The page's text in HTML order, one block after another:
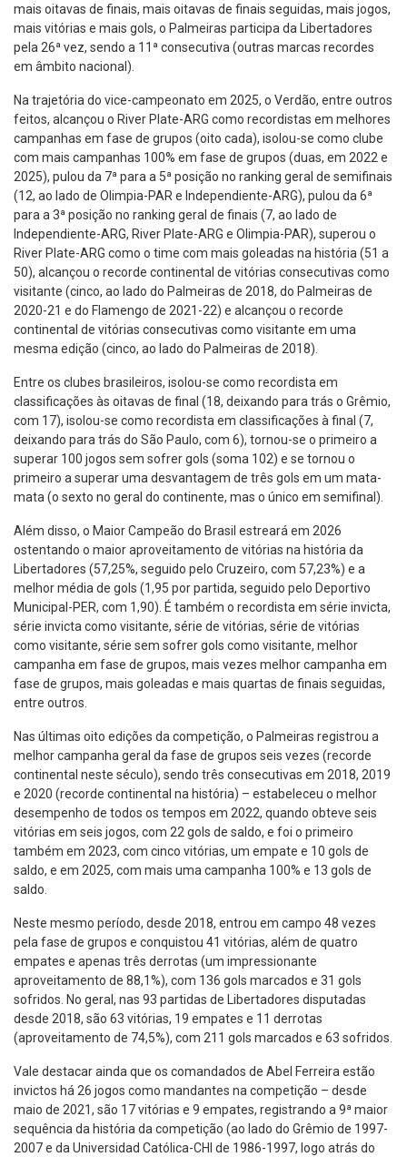
mais oitavas de finais, mais oitavas de finais seguidas, mais jogos,
mais vitórias e mais gols, o Palmeiras participa da Libertadores
pela 26ª vez, sendo a 11ª consecutiva (outras marcas recordes
em âmbito nacional).
Na trajetória do vice-campeonato em 2025, o Verdão, entre outros
feitos, alcançou o River Plate-ARG como recordistas em melhores
campanhas em fase de grupos (oito cada), isolou-se como clube
com mais campanhas 100% em fase de grupos (duas, em 2022 e
2025), pulou da 7ª para a 5ª posição no ranking geral de semifinais
(12, ao lado de Olimpia-PAR e Independiente-ARG), pulou da 6ª
para a 3ª posição no ranking geral de finais (7, ao lado de
Independiente-ARG, River Plate-ARG e Olimpia-PAR), superou o
River Plate-ARG como o time com mais goleadas na história (51 a
50), alcançou o recorde continental de vitórias consecutivas como
visitante (cinco, ao lado do Palmeiras de 2018, do Palmeiras de
2020-21 e do Flamengo de 2021-22) e alcançou o recorde
continental de vitórias consecutivas como visitante em uma
mesma edição (cinco, ao lado do Palmeiras de 2018).
Entre os clubes brasileiros, isolou-se como recordista em
classificações às oitavas de final (18, deixando para trás o Grêmio,
com 17), isolou-se como recordista em classificações à final (7,
deixando para trás do São Paulo, com 6), tornou-se o primeiro a
superar 100 jogos sem sofrer gols (soma 102) e se tornou o
primeiro a superar uma desvantagem de três gols em um mata-
mata (o sexto no geral do continente, mas o único em semifinal).
Além disso, o Maior Campeão do Brasil estreará em 2026
ostentando o maior aproveitamento de vitórias na história da
Libertadores (57,25%, seguido pelo Cruzeiro, com 57,23%) e a
melhor média de gols (1,95 por partida, seguido pelo Deportivo
Municipal-PER, com 1,90). É também o recordista em série invicta,
série invicta como visitante, série de vitórias, série de vitórias
como visitante, série sem sofrer gols como visitante, melhor
campanha em fase de grupos, mais vezes melhor campanha em
fase de grupos, mais goleadas e mais quartas de finais seguidas,
entre outros.
Nas últimas oito edições da competição, o Palmeiras registrou a
melhor campanha geral da fase de grupos seis vezes (recorde
continental neste século), sendo três consecutivas em 2018, 2019
e 2020 (recorde continental na história) – estabeleceu o melhor
desempenho de todos os tempos em 2022, quando obteve seis
vitórias em seis jogos, com 22 gols de saldo, e foi o primeiro
também em 2023, com cinco vitórias, um empate e 10 gols de
saldo, e em 2025, com mais uma campanha 100% e 13 gols de
saldo.
Neste mesmo período, desde 2018, entrou em campo 48 vezes
pela fase de grupos e conquistou 41 vitórias, além de quatro
empates e apenas três derrotas (um impressionante
aproveitamento de 88,1%), com 136 gols marcados e 31 gols
sofridos. No geral, nas 93 partidas de Libertadores disputadas
desde 2018, são 63 vitórias, 19 empates e 11 derrotas
(aproveitamento de 74,5%), com 211 gols marcados e 63 sofridos.
Vale destacar ainda que os comandados de Abel Ferreira estão
invictos há 26 jogos como mandantes na competição – desde
maio de 2021, são 17 vitórias e 9 empates, registrando a 9ª maior
sequência da história da competição (ao lado do Grêmio de 1997-
2007 e da Universidad Católica-CHI de 1986-1997, logo atrás do